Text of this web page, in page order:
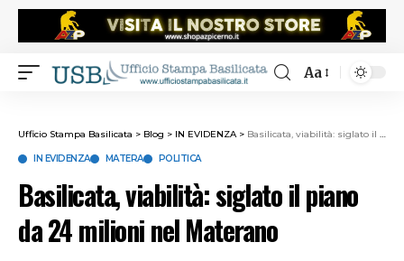
Aa
Ufficio Stampa Basilicata > Blog > IN EVIDENZA> Basilicata, viabilità: siglato il piano da 24 milioni nel Materano
IN EVIDENZA MATERA POLITICA
Basilicata, viabilità: siglato il piano
da 24 milioni nel Materano